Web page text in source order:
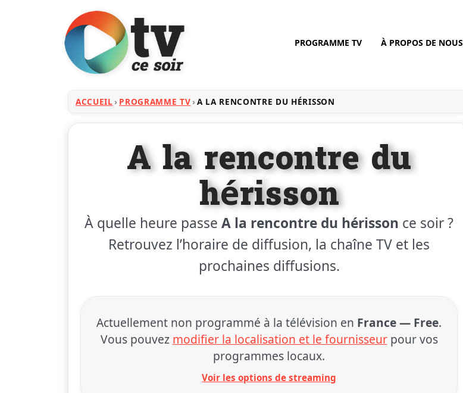
PROGRAMME TV À PROPOS DE NOUS
ACCUEIL PROGRAMME TV A LA RENCONTRE DU HÉRISSON
A la rencontre du
hérisson
À quelle heure passe A la rencontre du hérisson ce soir ?
Retrouvez l’horaire de diffusion, la chaîne TV et les
prochaines diffusions.
Actuellement non programmé à la télévision en France — Free.
Vous pouvez modifier la localisation et le fournisseurpour vos
programmes locaux.
Voir les options de streaming